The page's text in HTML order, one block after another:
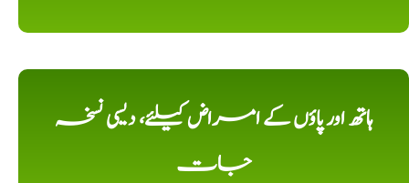
ہاتھ اور پاؤں کے امراض کیلئے، دیسی نسخہ
جات